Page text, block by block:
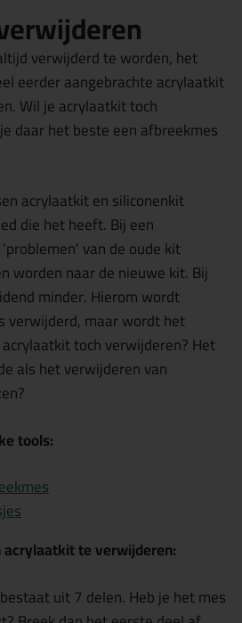
verwijderd te worden, het
eerder aangebrachte acrylaatkit
Wil je acrylaatkit toch
daar het beste een afbreekmes
acrylaatkit en siliconenkit
die het heeft. Bij een
van de oude kit
worden naar de nieuwe kit. Bij
minder. Hierom wordt
verwijderd, maar wordt het
toch verwijderen? Het
als het verwijderen van
tools:
te verwijderen:
uit 7 delen. Heb je het mes